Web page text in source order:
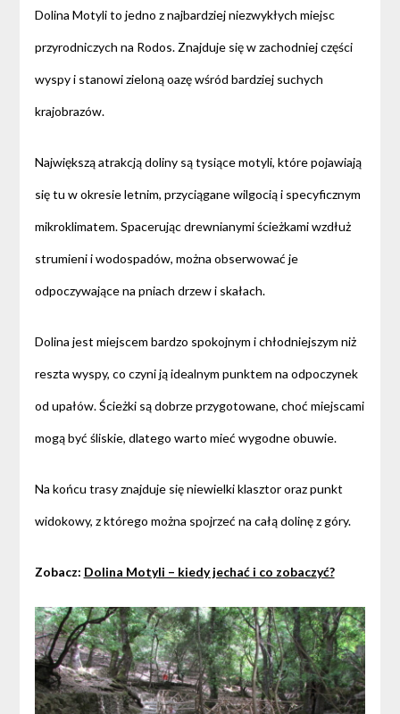
Dolina Motyli to jedno z najbardziej niezwykłych miejsc
przyrodniczych na Rodos. Znajduje się w zachodniej części
wyspy i stanowi zieloną oazę wśród bardziej suchych
krajobrazów.
Największą atrakcją doliny są tysiące motyli, które pojawiają
się tu w okresie letnim, przyciągane wilgocią i specyficznym
mikroklimatem. Spacerując drewnianymi ścieżkami wzdłuż
strumieni i wodospadów, można obserwować je
odpoczywające na pniach drzew i skałach.
Dolina jest miejscem bardzo spokojnym i chłodniejszym niż
reszta wyspy, co czyni ją idealnym punktem na odpoczynek
od upałów. Ścieżki są dobrze przygotowane, choć miejscami
mogą być śliskie, dlatego warto mieć wygodne obuwie.
Na końcu trasy znajduje się niewielki klasztor oraz punkt
widokowy, z którego można spojrzeć na całą dolinę z góry.
Zobacz: Dolina Motyli – kiedy jechać i co zobaczyć?